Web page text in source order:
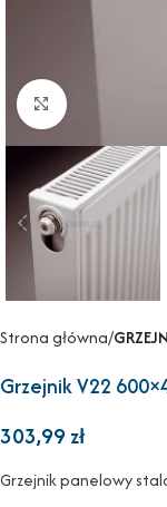
Powiększ
Strona główna
Grzejnik V22
303,99zł
Grzejnik panelowy